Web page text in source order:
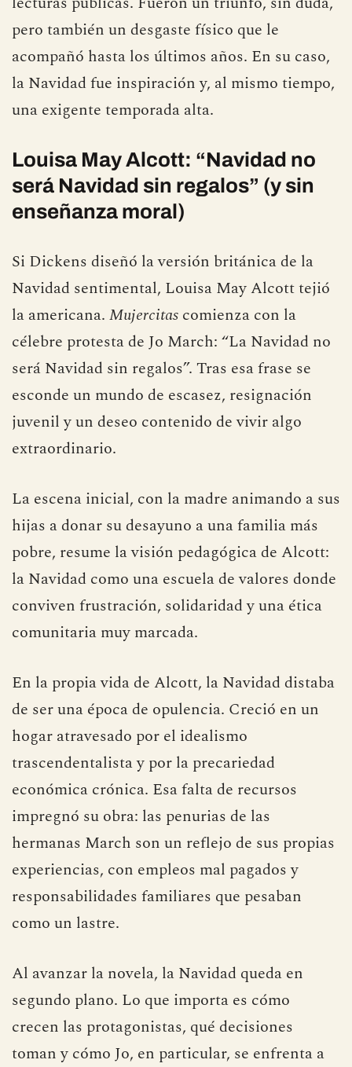
pero también un desgaste físico que le
acompañó hasta los últimos años. En su caso,
la Navidad fue inspiración y, al mismo tiempo,
una exigente temporada alta.
Louisa May Alcott: “Navidad no
será Navidad sin regalos” (y sin
enseñanza moral)
Si Dickens diseñó la versión británica de la
Navidad sentimental, Louisa May Alcott tejió
la americana. Mujercitas comienza con la
célebre protesta de Jo March: “La Navidad no
será Navidad sin regalos”. Tras esa frase se
esconde un mundo de escasez, resignación
juvenil y un deseo contenido de vivir algo
extraordinario.
La escena inicial, con la madre animando a sus
hijas a donar su desayuno a una familia más
pobre, resume la visión pedagógica de Alcott:
la Navidad como una escuela de valores donde
conviven frustración, solidaridad y una ética
comunitaria muy marcada.
En la propia vida de Alcott, la Navidad distaba
de ser una época de opulencia. Creció en un
hogar atravesado por el idealismo
trascendentalista y por la precariedad
económica crónica. Esa falta de recursos
impregnó su obra: las penurias de las
hermanas March son un reflejo de sus propias
experiencias, con empleos mal pagados y
responsabilidades familiares que pesaban
como un lastre.
Al avanzar la novela, la Navidad queda en
segundo plano. Lo que importa es cómo
crecen las protagonistas, qué decisiones
toman y cómo Jo, en particular, se enfrenta a